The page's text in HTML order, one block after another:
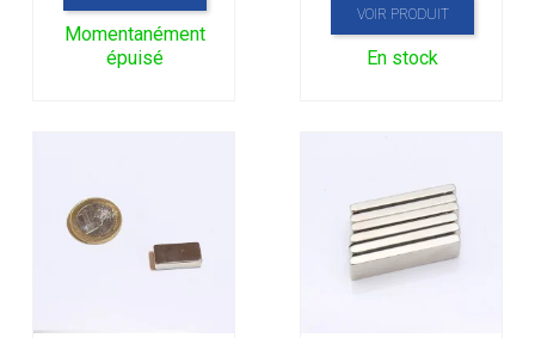
Momentanément
épuisé
VOIR PRODUIT
En stock